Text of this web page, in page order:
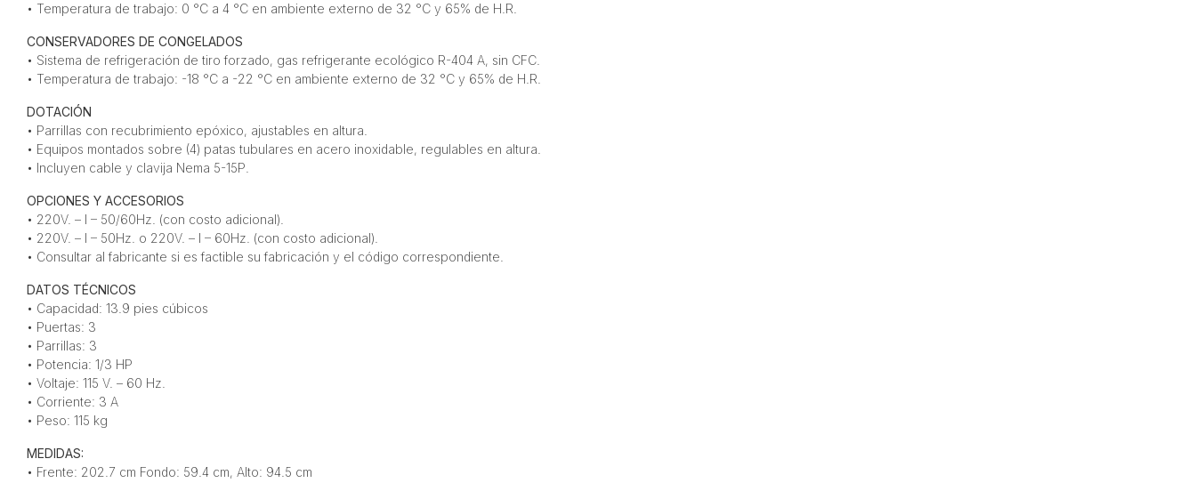
• Temperatura de trabajo: 0 °C a 4 °C en ambiente externo de 32 °C y 65% de H.R.
CONSERVADORES DE CONGELADOS
• Sistema de refrigeración de tiro forzado, gas refrigerante ecológico R-404 A, sin CFC.
• Temperatura de trabajo: -18 °C a -22 °C en ambiente externo de 32 °C y 65% de H.R.
DOTACIÓN
• Parrillas con recubrimiento epóxico, ajustables en altura.
• Equipos montados sobre (4) patas tubulares en acero inoxidable, regulables en altura.
• Incluyen cable y clavija Nema 5-15P.
OPCIONES Y ACCESORIOS
• 220V. – I – 50/60Hz. (con costo adicional).
• 220V. – I – 50Hz. o 220V. – I – 60Hz. (con costo adicional).
• Consultar al fabricante si es factible su fabricación y el código correspondiente.
DATOS TÉCNICOS
• Capacidad: 13.9 pies cúbicos
• Puertas: 3
• Parrillas: 3
• Potencia: 1/3 HP
• Voltaje: 115 V. – 60 Hz.
• Corriente: 3 A
• Peso: 115 kg
MEDIDAS:
• Frente: 202.7 cm Fondo: 59.4 cm, Alto: 94.5 cm